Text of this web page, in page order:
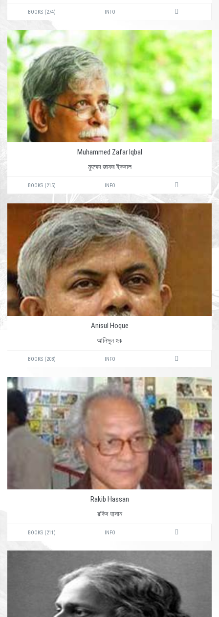
BOOKS (274) INFO
Muhammed Zafar Iqbal
মুহম্মদ জাফর ইকবাল
BOOKS (215) INFO
Anisul Hoque
আনিসুল হক
BOOKS (208) INFO
Rakib Hassan
রকিব হাসান
BOOKS (211) INFO